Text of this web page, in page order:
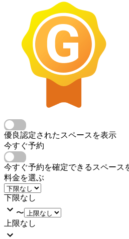
優良認定されたスペースを表示
今すぐ予約
今すぐ予約を確定できるスペース
料金を選ぶ
下限なし
〜
上限なし